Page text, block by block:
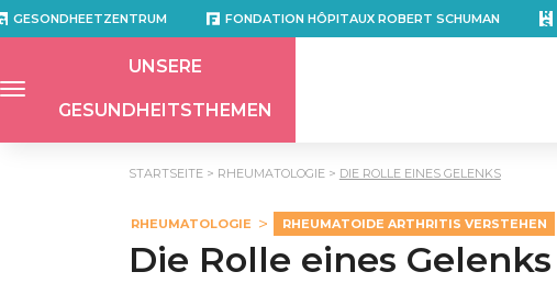
GESONDHEETZENTRUM FONDATION HÔPITAUX ROBERT SCHUMAN
UNSERE
GESUNDHEITSTHEMEN
STARTSEITE RHEUMATOLOGIE DIE ROLLE EINES GELENKS
RHEUMATOLOGIE RHEUMATOIDE ARTHRITIS VERSTEHEN
Die Rolle eines Gelenks